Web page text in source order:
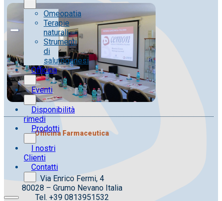
Omeopatia
Terapie
naturali
Strumenti
di
salutogenesi
Officina
Eventi
Disponibilità
rimedi
Prodotti
I nostri
Clienti
Contatti
Officina Farmaceutica
Via Enrico Fermi, 4
80028 – Grumo Nevano Italia
Tel. +39 0813951532